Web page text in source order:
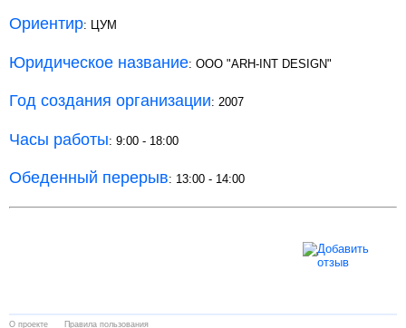
Ориентир: ЦУМ
Юридическое название: ООО "ARH-INT DESIGN"
Год создания организации: 2007
Часы работы: 9:00 - 18:00
Обеденный перерыв: 13:00 - 14:00
О проекте Правила пользования